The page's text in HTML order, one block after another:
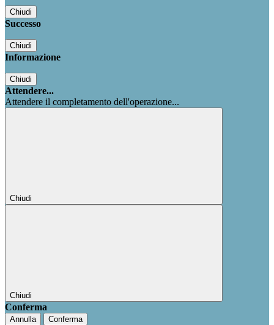
Chiudi
Successo
Chiudi
Informazione
Chiudi
Attendere...
Attendere il completamento dell'operazione...
Chiudi
Chiudi
Conferma
Annulla Conferma